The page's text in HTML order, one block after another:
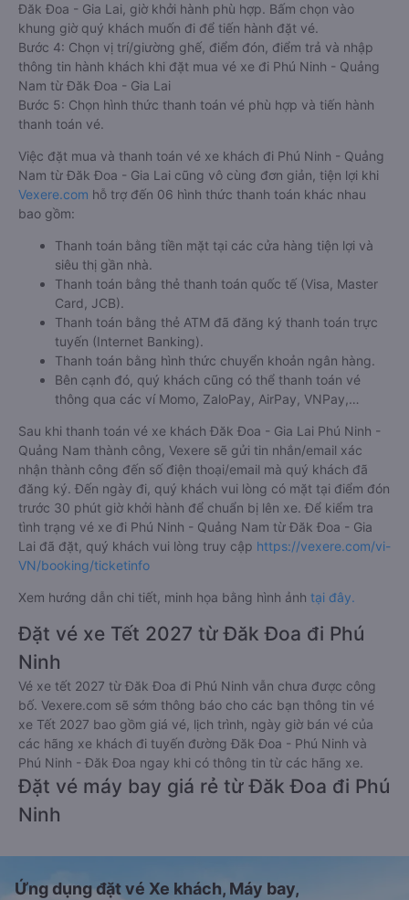
Đăk Đoa - Gia Lai, giờ khởi hành phù hợp. Bấm chọn vào
khung giờ quý khách muốn đi để tiến hành đặt vé.
Bước 4: Chọn vị trí/giường ghế, điểm đón, điểm trả và nhập
thông tin hành khách khi đặt mua vé xe đi Phú Ninh - Quảng
Nam từ Đăk Đoa - Gia Lai
Bước 5: Chọn hình thức thanh toán vé phù hợp và tiến hành
thanh toán vé.
Việc đặt mua và thanh toán vé xe khách đi Phú Ninh - Quảng
Nam từ Đăk Đoa - Gia Lai cũng vô cùng đơn giản, tiện lợi khi
Vexere.com hỗ trợ đến 06 hình thức thanh toán khác nhau
bao gồm:
Thanh toán bằng tiền mặt tại các cửa hàng tiện lợi và
siêu thị gần nhà.
Thanh toán bằng thẻ thanh toán quốc tế (Visa, Master
Card, JCB).
Thanh toán bằng thẻ ATM đã đăng ký thanh toán trực
tuyến (Internet Banking).
Thanh toán bằng hình thức chuyển khoản ngân hàng.
Bên cạnh đó, quý khách cũng có thể thanh toán vé
thông qua các ví Momo, ZaloPay, AirPay, VNPay,…
Sau khi thanh toán vé xe khách Đăk Đoa - Gia Lai Phú Ninh -
Quảng Nam thành công, Vexere sẽ gửi tin nhắn/email xác
nhận thành công đến số điện thoại/email mà quý khách đã
đăng ký. Đến ngày đi, quý khách vui lòng có mặt tại điểm đón
trước 30 phút giờ khởi hành để chuẩn bị lên xe. Để kiểm tra
tình trạng vé xe đi Phú Ninh - Quảng Nam từ Đăk Đoa - Gia
Lai đã đặt, quý khách vui lòng truy cập https://vexere.com/vi-
VN/booking/ticketinfo
Xem hướng dẫn chi tiết, minh họa bằng hình ảnh tại đây.
Đặt vé xe Tết 2027 từ Đăk Đoa đi Phú
Ninh
Vé xe tết 2027 từ Đăk Đoa đi Phú Ninh vẫn chưa được công
bố. Vexere.com sẽ sớm thông báo cho các bạn thông tin vé
xe Tết 2027 bao gồm giá vé, lịch trình, ngày giờ bán vé của
các hãng xe khách đi tuyến đường Đăk Đoa - Phú Ninh và
Phú Ninh - Đăk Đoa ngay khi có thông tin từ các hãng xe.
Đặt vé máy bay giá rẻ từ Đăk Đoa đi Phú
Ninh
Ứng dụng đặt vé Xe khách, Máy bay,